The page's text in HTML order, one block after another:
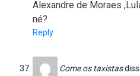
Alexandre de Moraes
né?
Reply
Come os taxistas